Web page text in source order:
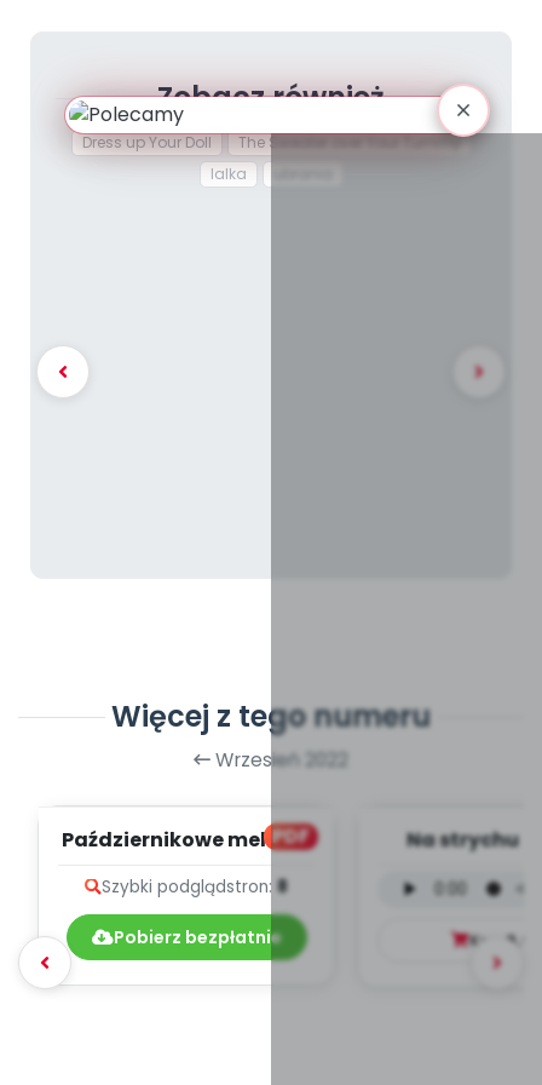
Zobacz również
Dress up Your Doll
The Sweater over Your Tummy
lalka
Więcej z tego numeru
Wrzesień 2022
PDF
Październikowe melodie
Szybki podglądstron: 8
Pobierz bezpłatnie
Na strychu -
Kup 9.99